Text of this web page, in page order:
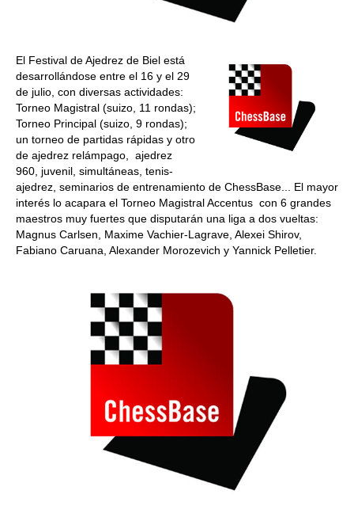
El Festival de Ajedrez de Biel está
desarrollándose entre el 16 y el 29
de julio, con diversas actividades:
Torneo Magistral (suizo, 11 rondas);
Torneo Principal (suizo, 9 rondas);
un torneo de partidas rápidas y otro
de ajedrez relámpago, ajedrez
960, juvenil, simultáneas, tenis-
ajedrez, seminarios de entrenamiento de ChessBase... El mayor
interés lo acapara el Torneo Magistral Accentus con 6 grandes
maestros muy fuertes que disputarán una liga a dos vueltas:
Magnus Carlsen, Maxime Vachier-Lagrave, Alexei Shirov,
Fabiano Caruana, Alexander Morozevich y Yannick Pelletier.